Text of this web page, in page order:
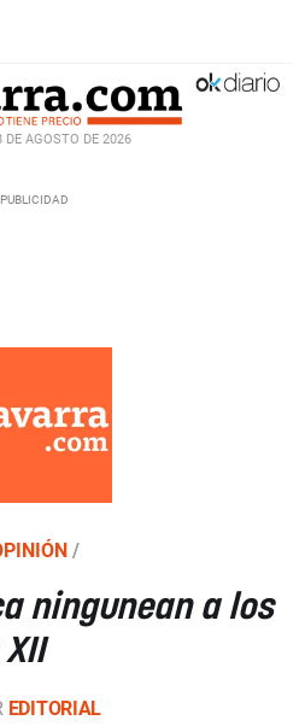
DE AGOSTO DE 2026
/
ningunean a los
EDITORIAL